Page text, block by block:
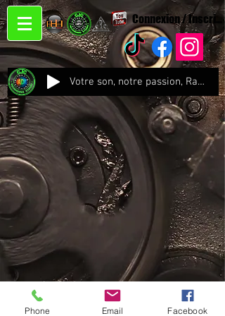
Connexion /
Votre son, notre passion, Radio CJC Recording Studio , là où chaque note prend vie !
Phone Email Facebook